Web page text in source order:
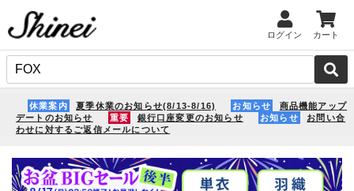
ログイン カート
休業案内 夏季休業のお知らせ(8/13-8/16) お知らせ
商品機能アップ
デートのお知らせ
重要 銀行口座変更のお知らせ お知らせ
お問い合
わせに対するご返信メールについて